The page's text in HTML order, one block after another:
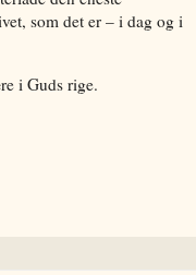
som det er – i dag og i
i Guds rige.